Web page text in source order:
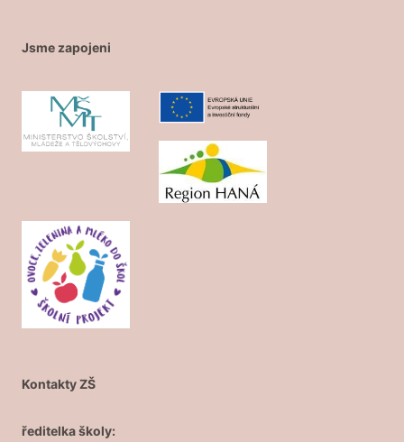
Jsme zapojeni
Kontakty ZŠ
ředitelka školy: